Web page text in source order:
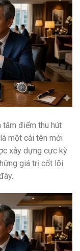
tâm điểm thu hút
một cái tên mới
xây dựng cực kỳ
giá trị cốt lõi